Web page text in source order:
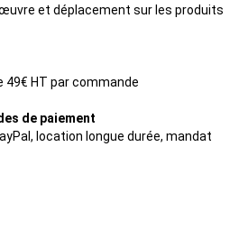
et déplacement sur les produits
49€ HT par commande
de paiement
location longue durée, mandat